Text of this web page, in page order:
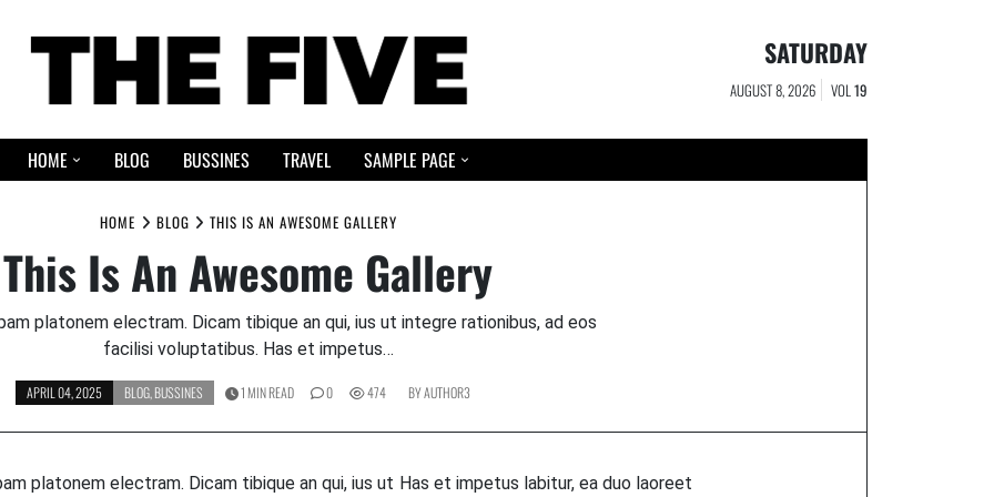
SATURDAY
AUGUST 8, 2026 VOL 19
HOME BLOG BUSSINES TRAVEL SAMPLE PAGE
HOME BLOG THIS IS AN AWESOME GALLERY
This Is An Awesome Gallery
platonem electram. Dicam tibique an qui, ius ut integre rationibus, ad eos
facilisi voluptatibus. Has et impetus…
APRIL 04, 2025 BLOG BUSSINES BYAUTHOR3
1 MIN READ 0 474
platonem electram. Dicam tibique an qui, ius ut Has et impetus labitur, ea duo laoreet